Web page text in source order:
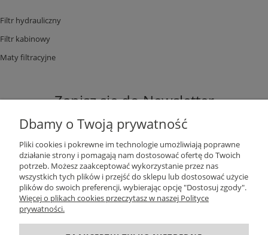
Filtr hydrauliczny
Filtr kabinowy
Maty filtracyjne
Zapisz się do Newsletter
ZAPISZ SIĘ
Dbamy o Twoją prywatność
Pliki cookies i pokrewne im technologie umożliwiają poprawne
działanie strony i pomagają nam dostosować ofertę do Twoich
potrzeb. Możesz zaakceptować wykorzystanie przez nas
wszystkich tych plików i przejść do sklepu lub dostosować użycie
plików do swoich preferencji, wybierając opcję "Dostosuj zgody".
Więcej o plikach cookies przeczytasz w naszej Polityce
prywatności.